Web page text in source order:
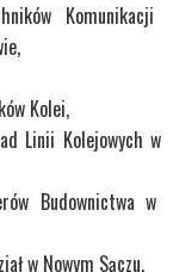
Komunikacji
Kolei,
Linii Kolejowych w
Budownictwa w
w Nowym Sączu,